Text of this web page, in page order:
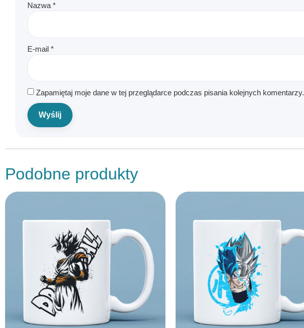
Nazwa *
E-mail *
Zapamiętaj moje dane w tej przeglądarce podczas pisania kolejnych komentarzy.
Podobne produkty